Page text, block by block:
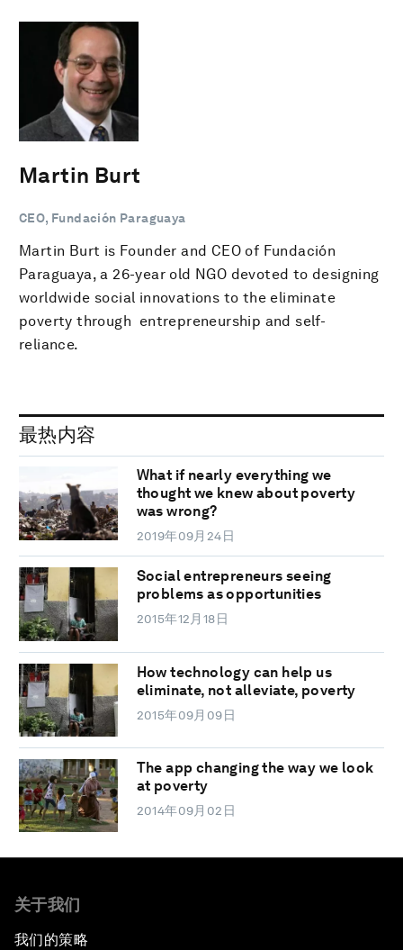
Martin Burt
CEO, Fundación Paraguaya
Martin Burt is Founder and CEO of Fundación
Paraguaya, a 26-year old NGO devoted to designing
worldwide social innovations to the eliminate
poverty through entrepreneurship and self-
reliance.
最热内容
What if nearly everything we
thought we knew about poverty
was wrong?
2019年09月24日
Social entrepreneurs seeing
problems as opportunities
2015年12月18日
How technology can help us
eliminate, not alleviate, poverty
2015年09月09日
The app changing the way we look
at poverty
2014年09月02日
关于我们
我们的策略